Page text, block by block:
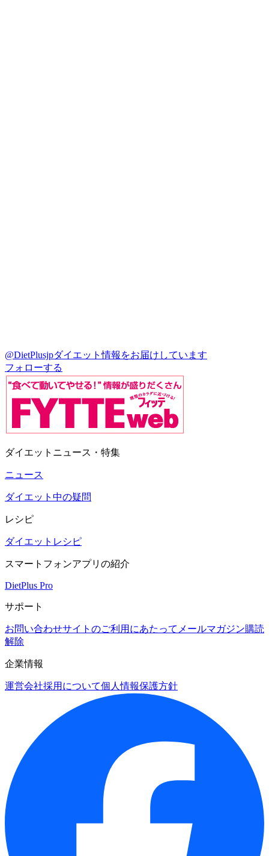
@DietPlusjpダイエット情報をお届けしています
フォローする
ダイエットニュース・特集
ニュース
ダイエット中の疑問
レシピ
ダイエットレシピ
スマートフォンアプリの紹介
DietPlus Pro
サポート
お問い合わせサイトのご利用にあたって メールマガジン購読
解除
企業情報
運営会社採用について個人情報保護方針